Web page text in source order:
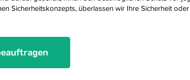
Sicherheitskonzepts, überlassen wir Ihre Sicherheit